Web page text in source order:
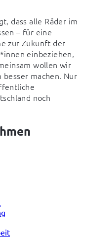
dass alle Räder im
– für eine
zur Zukunft der
einbeziehen,
wollen wir
besser machen. Nur
noch